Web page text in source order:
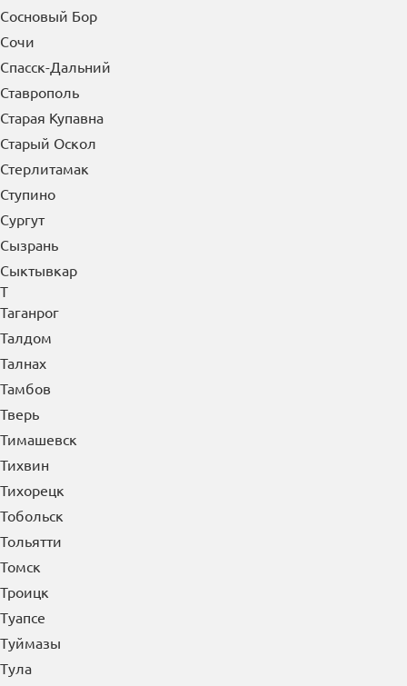
Сосновый Бор
Сочи
Спасск-Дальний
Ставрополь
Старая Купавна
Старый Оскол
Стерлитамак
Ступино
Сургут
Сызрань
Сыктывкар
Т
Таганрог
Талдом
Талнах
Тамбов
Тверь
Тимашевск
Тихвин
Тихорецк
Тобольск
Тольятти
Томск
Троицк
Туапсе
Туймазы
Тула